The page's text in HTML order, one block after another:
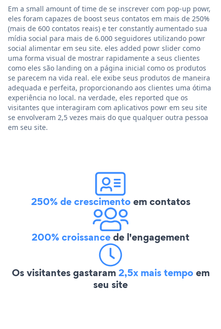
Em a small amount of time de se inscrever com pop-up powr,
eles foram capazes de boost seus contatos em mais de 250%
(mais de 600 contatos reais) e ter constantly aumentado sua
mídia social para mais de 6.000 seguidores utilizando powr
social alimentar em seu site. eles added powr slider como
uma forma visual de mostrar rapidamente a seus clientes
como eles são landing on a página inicial como os produtos
se parecem na vida real. ele exibe seus produtos de maneira
adequada e perfeita, proporcionando aos clientes uma ótima
experiência no local. na verdade, eles reported que os
visitantes que interagiram com aplicativos powr em seu site
se envolveram 2,5 vezes mais do que qualquer outra pessoa
em seu site.
250% de crescimentoem contatos
200% croissancede l'engagement
Os visitantes gastaram2,5x mais tempoem
seu site